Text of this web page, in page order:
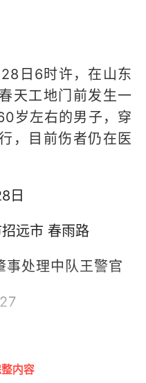
日6时许，在山东
天工地门前发生一
岁左右的男子，穿
，目前伤者仍在医
日
远市 春雨路
事处理中队王警官
内容